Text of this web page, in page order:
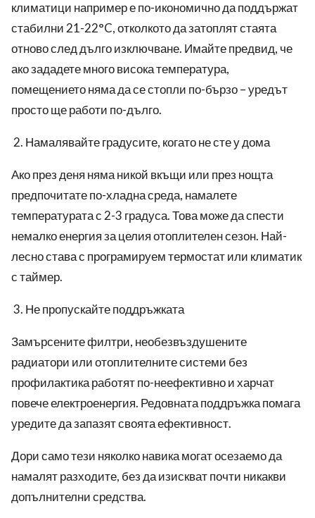
климатици например е по-икономично да поддържат
стабилни 21-22°C, отколкото да затоплят стаята
отново след дълго изключване. Имайте предвид, че
ако зададете много висока температура,
помещението няма да се стопли по-бързо – уредът
просто ще работи по-дълго.
Намалявайте градусите, когато не сте у дома
Ако през деня няма никой вкъщи или през нощта
предпочитате по-хладна среда, намалете
температурата с 2-3 градуса. Това може да спести
немалко енергия за целия отоплителен сезон. Най-
лесно става с програмируем термостат или климатик
с таймер.
Не пропускайте поддръжката
Замърсените филтри, необезвъздушените
радиатори или отоплителните системи без
профилактика работят по-неефективно и харчат
повече електроенергия. Редовната поддръжка помага
уредите да запазят своята ефективност.
Дори само тези няколко навика могат осезаемо да
намалят разходите, без да изискват почти никакви
допълнителни средства.